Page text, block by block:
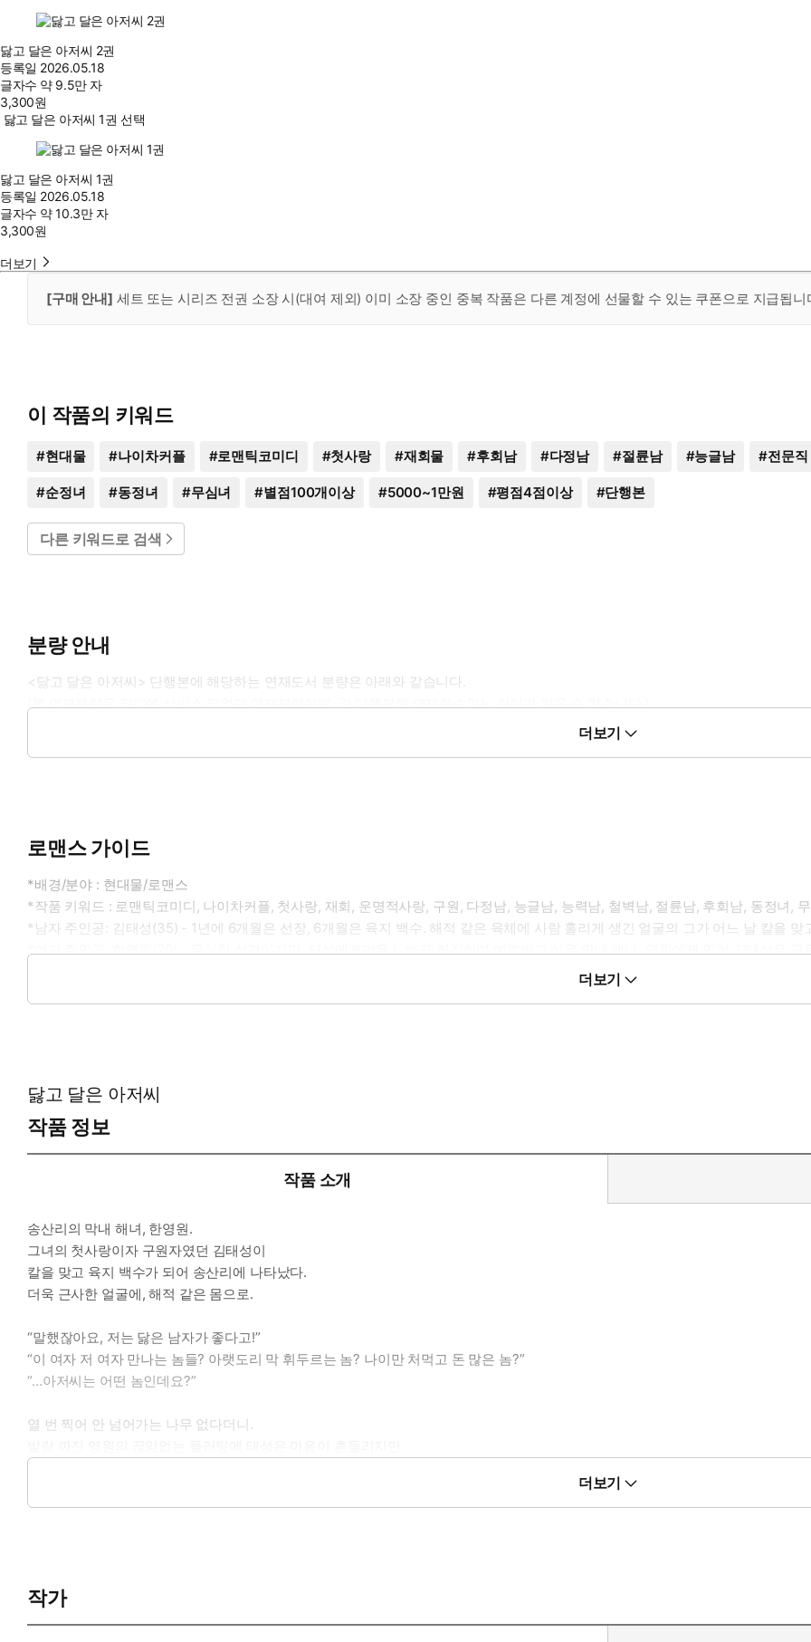
닳고 달은 아저씨 2권
등록일 2026.05.18
글자수 약 9.5만 자
3,300원
닳고 달은 아저씨 1권 선택
닳고 달은 아저씨 1권
등록일 2026.05.18
글자수 약 10.3만 자
3,300원
더보기
[구매 안내] 세트 또는 시리즈 전권 소장 시(대여 제외) 이미 소장 중인 중복 작품은 다른 계정에 선물할 수 있는 쿠폰으로 지급됩니
이 작품의 키워드
#현대물 #나이차커플 #로맨틱코미디 #첫사랑 #재회물 #후회남 #다정남 #절륜남 #능글남 #전문직
#순정녀 #동정녀 #무심녀 #별점100개이상 #5000~1만원 #평점4점이상 #단행본
다른 키워드로 검색
분량 안내
<닳고 달은 아저씨> 단행본에 해당하는 연재도서 분량은 아래와 같습니다.
(본 연재분량은 리디에 서비스 되었던 연재분량이며, 각 단행본의 연재화수와는 차이가 있을 수 있습니다.)
더보기
로맨스 가이드
*배경/분야 : 현대물/로맨스
*작품 키워드 : 로맨틱코미디, 나이차커플, 첫사랑, 재회, 운명적사랑, 구원, 다정남, 능글남, 능력남, 철벽남, 절륜남, 후회남, 동정녀,
*남자 주인공: 김태성(35) - 1년에 6개월은 선장, 6개월은 육지 백수. 해적 같은 육체에 사람 홀리게 생긴 얼굴의 그가 어느 날 칼을 맞
*여자 주인공: 한영원(20) - 무심한 성격이지만, 태성에게만은 노빠꾸 직진하며 예쁨받고 싶은 막내 해녀. 영원에게 있어 김태성은 구
더보기
닳고 달은 아저씨
작품 정보
작품 소개
송산리의 막내 해녀, 한영원.
그녀의 첫사랑이자 구원자였던 김태성이
칼을 맞고 육지 백수가 되어 송산리에 나타났다.
더욱 근사한 얼굴에, 해적 같은 몸으로.
“말했잖아요, 저는 닳은 남자가 좋다고!”
“이 여자 저 여자 만나는 놈들? 아랫도리 막 휘두르는 놈? 나이만 처먹고 돈 많은 놈?”
“…아저씨는 어떤 놈인데요?”
열 번 찍어 안 넘어가는 나무 없다더니.
“아저씨.”
그런데 이 발칙한 계집애가 왜 자꾸 저를 흔드는 걸까.
사람 미치게.
더보기
작가